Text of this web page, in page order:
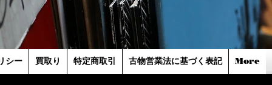
シー 買取り 特定商取引 古物営業法に基づく表記 More